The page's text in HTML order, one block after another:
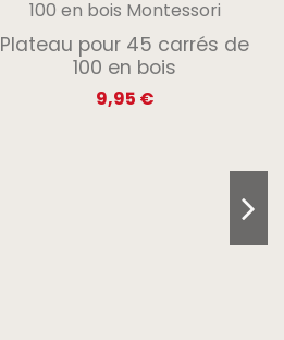
Plateau pour 45 carrés de
100 en bois
9,95 €